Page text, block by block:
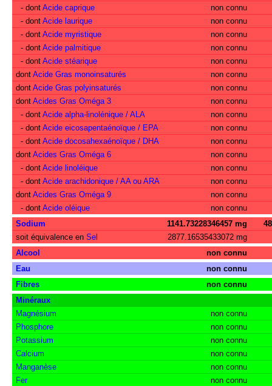
- dont Acide caprique
non connu
- dont Acide laurique
non connu
- dont Acide myristique
non connu
- dont Acide palmitique
non connu
- dont Acide stéarique
non connu
dont Acide Gras monoinsaturés
non connu
dont Acide Gras polyinsaturés
non connu
dont Acides Gras Oméga 3
non connu
- dont Acide alpha-linolénique / ALA
non connu
- dont Acide eicosapentaénoïque / EPA
non connu
- dont Acide docosahexaénoïque / DHA
non connu
dont Acides Gras Oméga 6
non connu
- dont Acide linoléique
non connu
- dont Acide arachidonique / AA ou ARA
non connu
dont Acides Gras Oméga 9
non connu
- dont Acide oléique
non connu
Sodium
1141.73228346457 mg
soit équivalence en Sel
2877.16535433072 mg
Alcool
non connu
Eau
non connu
Fibres
non connu
Minéraux
Magnésium
non connu
Phosphore
non connu
Potassium
non connu
Calcium
non connu
Manganèse
non connu
Fer
non connu